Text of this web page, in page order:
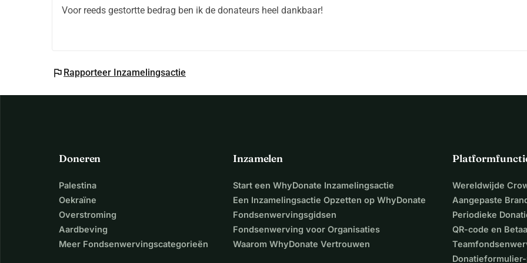
Voor reeds gestortte bedrag ben ik de donateurs heel dankbaar!
flag Rapporteer Inzamelingsactie
Doneren
Palestina
Oekraïne
Overstroming
Aardbeving
Meer Fondsenwervingscategorieën
Inzamelen
Start een WhyDonate Inzamelingsactie
Een Inzamelingsactie Opzetten op WhyDonate
Fondsenwervingsgidsen
Fondsenwerving voor Organisaties
Waarom WhyDonate Vertrouwen
Wereldwijde
Aangepaste
Periodieke
QR-code en